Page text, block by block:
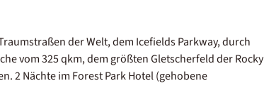
der Welt, dem Icefields Parkway, durch
vom 325 qkm, dem größten Gletscherfeld der Rocky
2 Nächte im Forest Park Hotel (gehobene